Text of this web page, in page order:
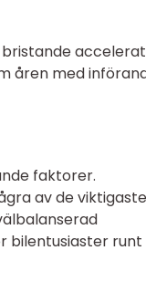
åren med
faktorer.
av de viktigaste
bilentusiaster